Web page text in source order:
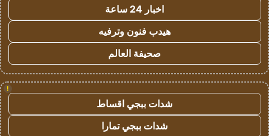
اخبار 24 ساعة
هيدب فنون وترفيه
صحيفة العالم
!
شدات ببجي اقساط
شدات ببجي تمارا